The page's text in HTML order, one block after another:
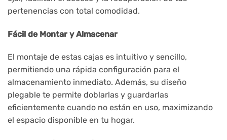
pertenencias con total comodidad.
Fácil de Montar y Almacenar
El montaje de estas cajas es intuitivo y sencillo,
permitiendo una rápida configuración para el
almacenamiento inmediato. Además, su diseño
plegable te permite doblarlas y guardarlas
eficientemente cuando no están en uso, maximizando
el espacio disponible en tu hogar.